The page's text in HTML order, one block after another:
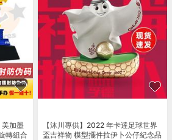
美加墨
轉組合
【沐川專供】2022 年卡達足球世界
盃吉祥物 模型擺件拉伊卜公仔紀念品